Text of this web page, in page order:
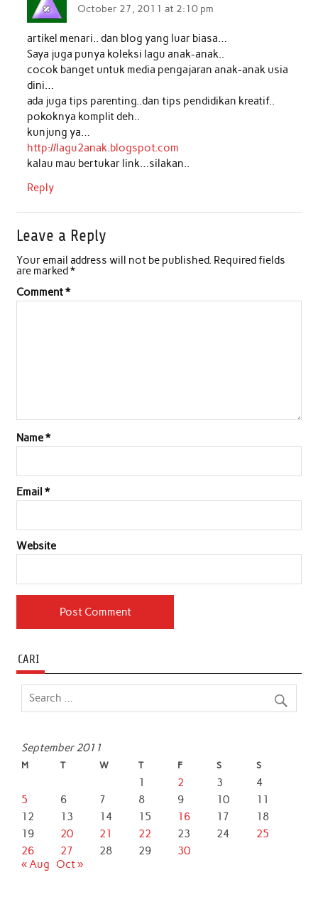
October 27, 2011 at 2:10 pm
artikel menari.. dan blog yang luar biasa…
Saya juga punya koleksi lagu anak-anak..
cocok banget untuk media pengajaran anak-anak usia
dini…
ada juga tips parenting..dan tips pendidikan kreatif..
pokoknya komplit deh..
kunjung ya…
http://lagu2anak.blogspot.com
kalau mau bertukar link…silakan..
Reply
Leave a Reply
Your email address will not be published. Required fields
are marked*
Comment*
Name*
Email *
Website
CARI
September 2011
M T W T F S S
1 2 3
4
5
6 7 8 9 10
11
12
13 14 15 16 17
18
19
20 21 22 23 24
25
26
27 28 29
30
« Aug
Oct »